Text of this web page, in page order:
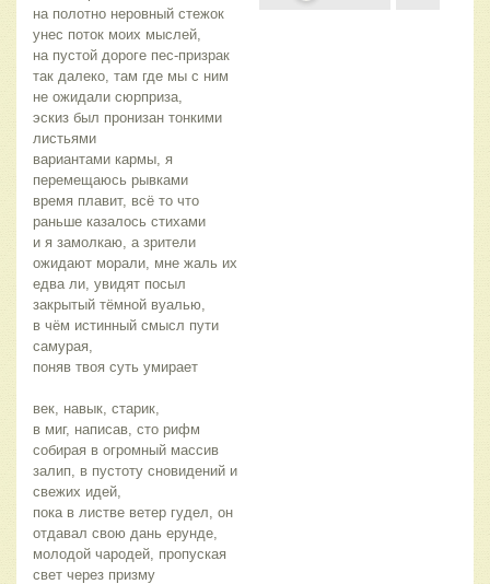
на полотно неровный стежок
унес поток моих мыслей,
на пустой дороге пес-призрак
так далеко, там где мы с ним
не ожидали сюрприза,
эскиз был пронизан тонкими
листьями
вариантами кармы, я
перемещаюсь рывками
время плавит, всё то что
раньше казалось стихами
и я замолкаю, а зрители
ожидают морали, мне жаль их
едва ли, увидят посыл
закрытый тёмной вуалью,
в чём истинный смысл пути
самурая,
поняв твоя суть умирает
век, навык, старик,
в миг, написав, сто рифм
собирая в огромный массив
залип, в пустоту сновидений и
свежих идей,
пока в листве ветер гудел, он
отдавал свою дань ерунде,
молодой чародей, пропуская
свет через призму